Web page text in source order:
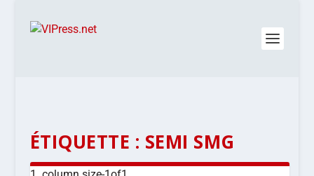
ÉTIQUETTE : SEMI SMG